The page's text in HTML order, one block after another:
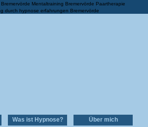
Mentaltraining Bremervörde Paartherapie
durch hypnose erfahrungen Bremervörde
Was ist Hypnose? Über mich